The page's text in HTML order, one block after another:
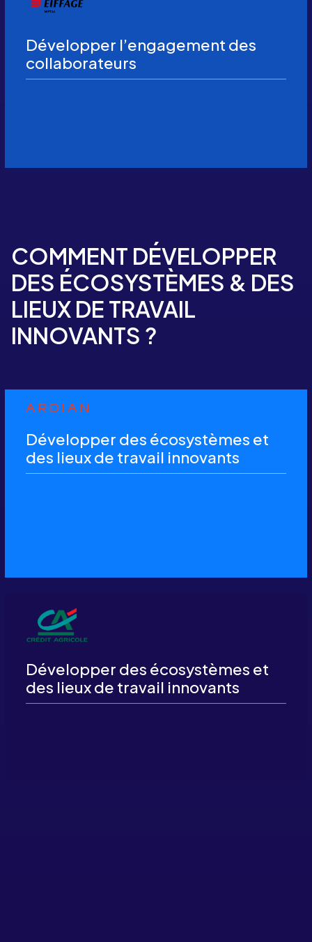
Développer l’engagement des
collaborateurs
COMMENT DÉVELOPPER
DES ÉCOSYSTÈMES & DES
LIEUX DE TRAVAIL
INNOVANTS ?
Développer des écosystèmes et
des lieux de travail innovants
Développer des écosystèmes et
des lieux de travail innovants